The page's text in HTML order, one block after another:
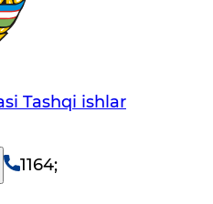
Tashqi ishlаr
1164;